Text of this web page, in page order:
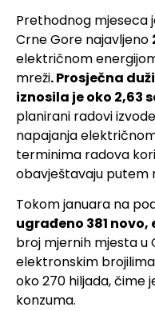
Prethodnog mjeseca
Crne Gore najavljeno
električnom
mreži. Prosječna
iznosila je oko 2,63
planirani radovi
napajanja
terminima radova
obavještavaju putem
Tokom januara na
ugrađeno 381
broj mjernih mjesta u
elektronskim
oko 270 hiljada, čime
konzuma.